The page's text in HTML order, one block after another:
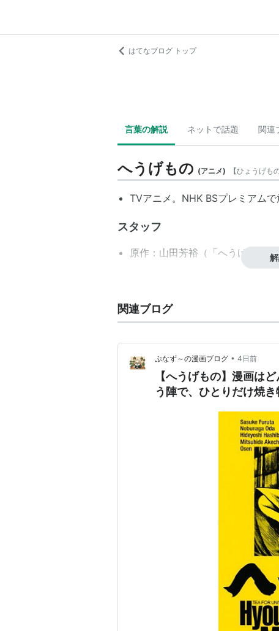
はてなブログ トップ
言葉の解説 ネットで話題 関連
へうげもの (アニメ) 【ひょうげも
TVアニメ。NHK BSプレミアム
スタッフ
原作：山田芳裕（「へうげもの」
アニメーション制作：ビィートレ
制作：総合ビジョン
制作・著作：ＮＨＫ
キャスト
古田左介：大倉孝二
ひょうげも
「度胸星」などで知られる山田芳
ーニングで連載を開始した時代劇漫
このキーワードのふりがなにある
関連ブログ
ぷなず～の漫画ブログ • 4日前
【へうげもの】漫画は
う陣で、ひとりだけ焼